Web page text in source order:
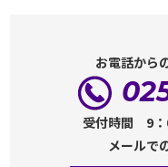
お電話から
受付時間 9：
メールで